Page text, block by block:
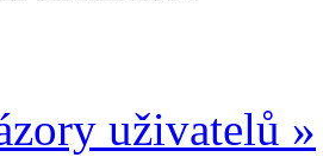
uživatelů »